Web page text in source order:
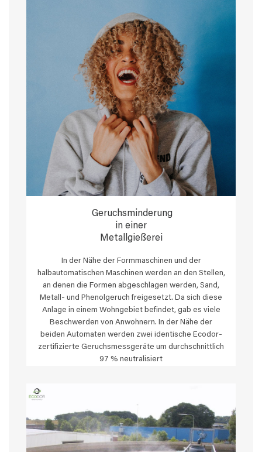
Geruchsminderung
in einer
Metallgießerei
In der Nähe der Formmaschinen und der
halbautomatischen Maschinen werden an den Stellen,
an denen die Formen abgeschlagen werden, Sand,
Metall- und Phenolgeruch freigesetzt. Da sich diese
Anlage in einem Wohngebiet befindet, gab es viele
Beschwerden von Anwohnern. In der Nähe der
beiden Automaten werden zwei identische Ecodor-
zertifizierte Geruchsmessgeräte um durchschnittlich
97 % neutralisiert